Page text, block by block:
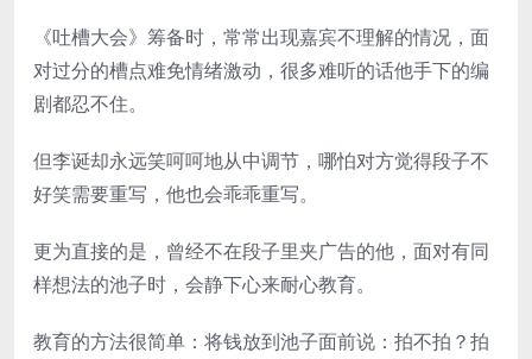
《吐槽大会》筹备时，常常出现嘉宾不理解的情况，面
对过分的槽点难免情绪激动，很多难听的话他手下的编
剧都忍不住。
但李诞却永远笑呵呵地从中调节，哪怕对方觉得段子不
好笑需要重写，他也会乖乖重写。
更为直接的是，曾经不在段子里夹广告的他，面对有同
样想法的池子时，会静下心来耐心教育。
教育的方法很简单：将钱放到池子面前说：拍不拍？拍